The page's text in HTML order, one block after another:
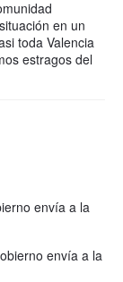
en un
toda Valencia
estragos del
envía a la
envía a la